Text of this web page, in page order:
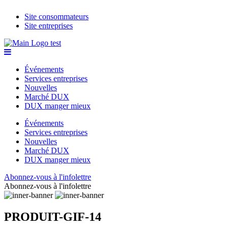
Site consommateurs
Site entreprises
Événements
Services entreprises
Nouvelles
Marché DUX
DUX manger mieux
Événements
Services entreprises
Nouvelles
Marché DUX
DUX manger mieux
Abonnez-vous à l'infolettre
Abonnez-vous à l'infolettre
PRODUIT-GIF-14